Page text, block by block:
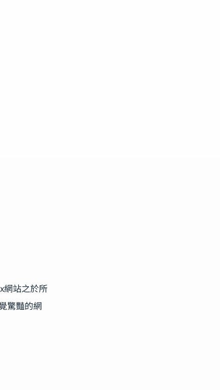
網站之於所
驚豔的網